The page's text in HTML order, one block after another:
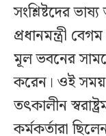
সংশ্লিষ্টদের
প্রধানমন্ত্রী
মূল ভবনের
করেন। ওই সময়
তৎকালীন
কর্মকর্তারা